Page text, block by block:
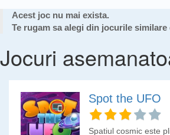
Acest joc nu mai exista.
Te rugam sa alegi din jocurile similare
Jocuri
Spot the UFO
Spatiul cosmic este